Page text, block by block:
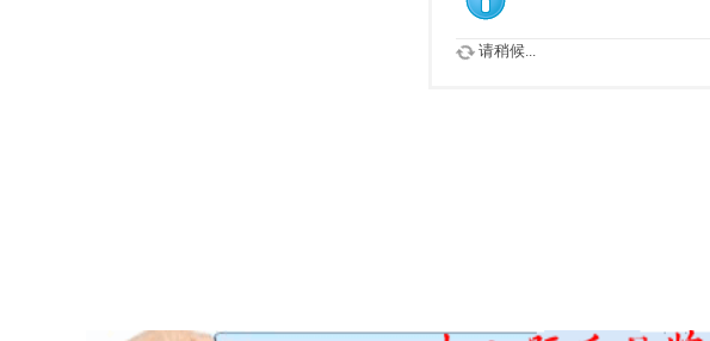
请稍候...